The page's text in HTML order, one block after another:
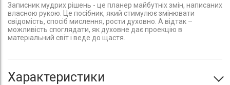
Записник мудрих рішень - це планер майбутніх змін, написаних
власною рукою. Це посібник, який стимулює змінювати
свідомість, спосіб мислення, рости духовно. А відтак –
можливість споглядати, як духовне дає проекцію в
матеріальний світ і веде до щастя.
Характеристики